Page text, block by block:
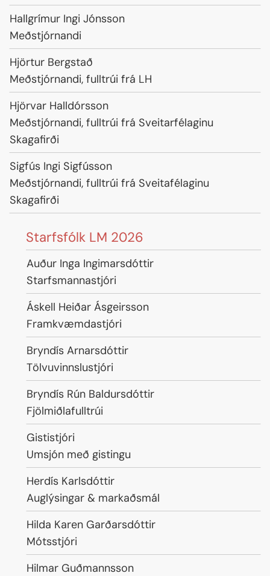
Nafn
Hallgrímur Ingi Jónsson
Starfsheiti
Meðstjórnandi
Nafn
Hjörtur Bergstað
Starfsheiti
Meðstjórnandi, fulltrúi frá LH
Nafn
Hjörvar Halldórsson
Starfsheiti
Meðstjórnandi, fulltrúi frá Sveitarfélaginu
Skagafirði
Nafn
Sigfús Ingi Sigfússon
Starfsheiti
Meðstjórnandi, fulltrúi frá Sveitafélaginu
Skagafirði
Starfsfólk LM 2026
Nafn
Auður Inga Ingimarsdóttir
Starfsheiti
Starfsmannastjóri
Nafn
Áskell Heiðar Ásgeirsson
Starfsheiti
Framkvæmdastjóri
Nafn
Bryndís Arnarsdóttir
Starfsheiti
Tölvuvinnslustjóri
Nafn
Bryndís Rún Baldursdóttir
Starfsheiti
Fjölmiðlafulltrúi
Nafn
Gististjóri
Starfsheiti
Umsjón með gistingu
Nafn
Herdís Karlsdóttir
Starfsheiti
Auglýsingar & markaðsmál
Nafn
Hilda Karen Garðarsdóttir
Starfsheiti
Mótsstjóri
Nafn
Hilmar Guðmannsson